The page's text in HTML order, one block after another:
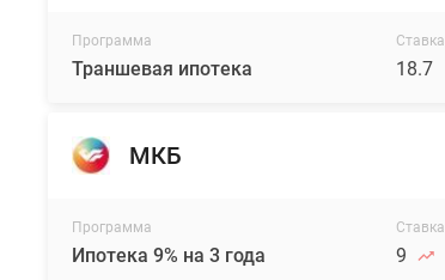
Программа
Траншевая ипотека
Ставка
18.7
МКБ
Программа
Ипотека 9% на 3 года
Ставка
9